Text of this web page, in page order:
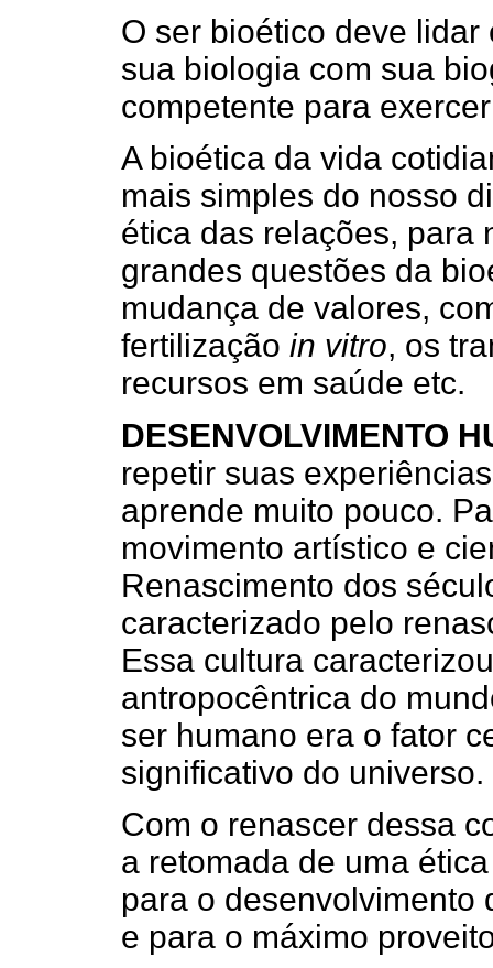
O ser bioético deve
sua biologia com sua
competente para
A bioética da vida
mais simples do nosso
ética das relações, para
grandes questões da
mudança de valores,
fertilização in vitro, os
recursos em saúde etc.
DESENVOLVIMENTO
repetir suas
aprende muito pouco.
movimento artístico e
Renascimento dos
caracterizado pelo
Essa cultura
antropocêntrica do
ser humano era o fator
significativo do universo.
Com o renascer dessa
a retomada de uma
para o desenvolvimento
e para o máximo